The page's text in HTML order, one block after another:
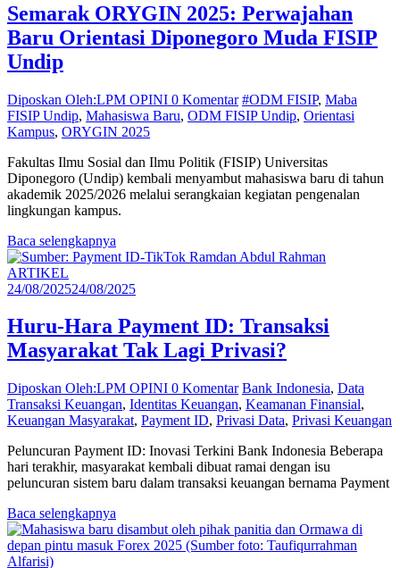
Semarak ORYGIN 2025: Perwajahan
Baru Orientasi Diponegoro Muda FISIP
Undip
Diposkan Oleh:LPM OPINI 0 Komentar #ODM FISIP, Maba
FISIP Undip, Mahasiswa Baru, ODM FISIP Undip, Orientasi
Kampus, ORYGIN 2025
Fakultas Ilmu Sosial dan Ilmu Politik (FISIP) Universitas
Diponegoro (Undip) kembali menyambut mahasiswa baru di tahun
akademik 2025/2026 melalui serangkaian kegiatan pengenalan
lingkungan kampus.
Baca selengkapnya
ARTIKEL
24/08/202524/08/2025
Huru-Hara Payment ID: Transaksi
Masyarakat Tak Lagi Privasi?
Diposkan Oleh:LPM OPINI 0 Komentar Bank Indonesia, Data
Transaksi Keuangan, Identitas Keuangan, Keamanan Finansial,
Keuangan Masyarakat, Payment ID, Privasi Data, Privasi Keuangan
Peluncuran Payment ID: Inovasi Terkini Bank Indonesia Beberapa
hari terakhir, masyarakat kembali dibuat ramai dengan isu
peluncuran sistem baru dalam transaksi keuangan bernama Payment
Baca selengkapnya